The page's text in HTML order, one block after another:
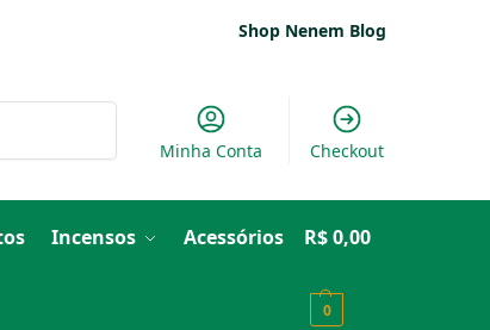
Shop Nenem Blog
Minha Conta Checkout
Incensos Acessórios R$0,00
0